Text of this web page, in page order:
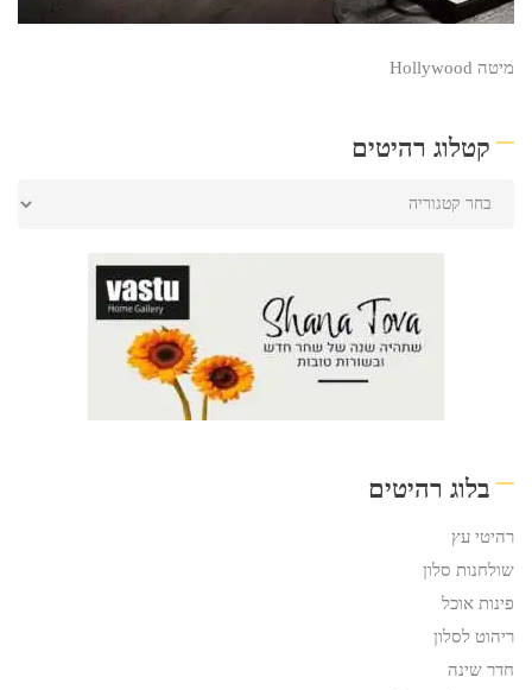
מיטה Hollywood
קטלוג רהיטים
בלוג רהיטים
רהיטי עץ
שולחנות סלון
פינות אוכל
ריהוט לסלון
חדר שינה